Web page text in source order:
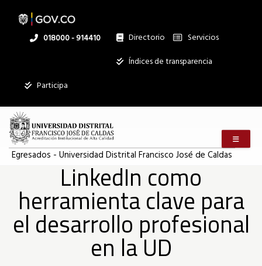
contenido
Linea
018000 - 914410 Directorio
Institucional
Servicios
Índices de transparencia
Participa
Egresados - Universidad Distrital Francisco José de Caldas
LinkedIn como
herramienta clave para
el desarrollo profesional
en la UD
registros
Buscar:
Servicios
Mostrando
registros